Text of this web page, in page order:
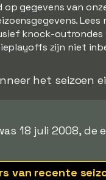
gegevens van
Lees
knock-outrondes
zijn niet
het seizoen
18 juli 2008, de
van recente